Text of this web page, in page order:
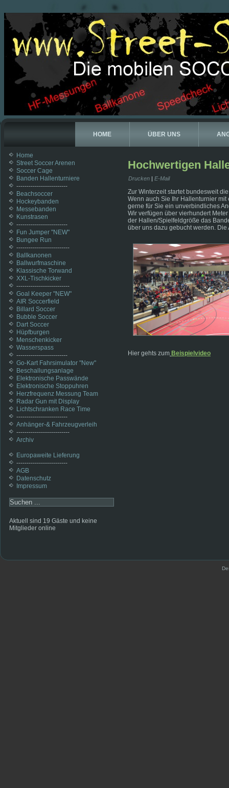
HOME ÜBER UNS
Home
Street Soccer Arenen
Soccer Cage
Banden Hallenturniere
-------------------------
Beachsoccer
Hockeybanden
Messebanden
Kunstrasen
-------------------------
Fun Jumper "NEW"
Bungee Run
--------------------------
Ballkanonen
Ballwurfmaschine
Klassische Torwand
XXL-Tischkicker
--------------------------
Goal Keeper "NEW"
AIR Soccerfield
Billard Soccer
Bubble Soccer
Dart Soccer
Hüpfburgen
Menschenkicker
Wasserspass
-------------------------
Go-Kart Fahrsimulator "New"
Beschallungsanlage
Elektronische Passwände
Elektronische Stoppuhren
Herzfrequenz Messung Team
Radar Gun mit Display
Lichtschranken Race Time
-------------------------
Anhänger-& Fahrzeugverleih
--------------------------
Archiv
Europaweite Lieferung
-------------------------
AGB
Datenschutz
Impressum
Aktuell sind 19 Gäste und keine
Mitglieder online
Hochwertigen
Drucken | E-Mail
Zur Winterzeit startet bundesweit
Wenn auch Sie Ihr Hallenturnier
gerne für Sie ein unverbindliches
Wir verfügen über vierhundert
der Hallen/Spielfeldgröße das
über uns dazu gebucht werden.
Hier gehts zum Beispielvideo